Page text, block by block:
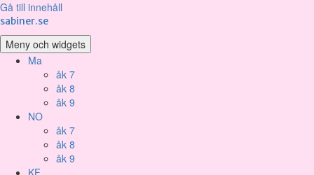
Gå till innehåll
sabiner.se
Meny och widgets
Ma
åk 7
åk 8
åk 9
NO
åk 7
åk 8
åk 9
KF